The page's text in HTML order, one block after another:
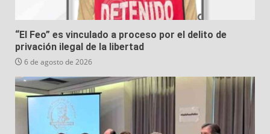
“El Feo” es vinculado a proceso por el delito de
privación ilegal de la libertad
6 de agosto de 2026